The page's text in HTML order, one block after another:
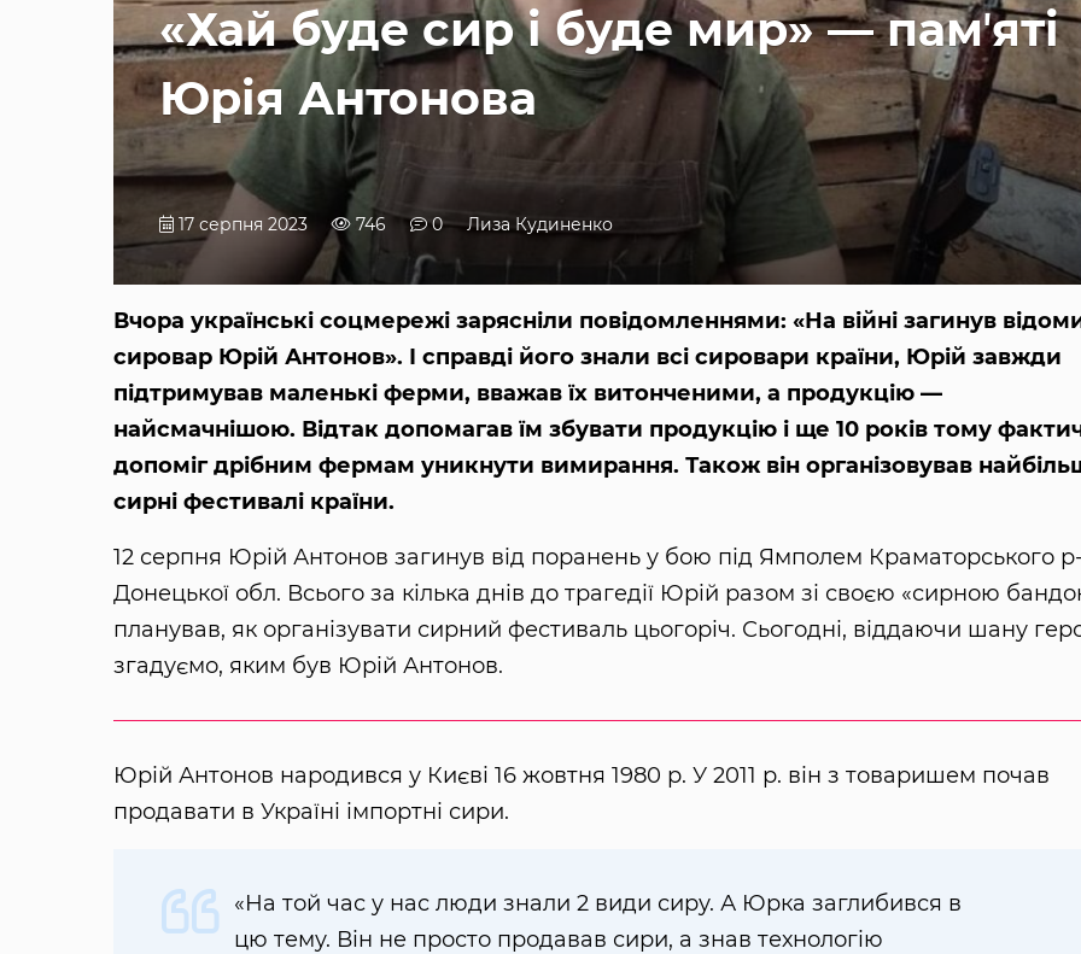
«Хай буде сир і буде мир» — памʼяті
Юрія Антонова
17 серпня 2023 746 0 Лиза Кудиненко
Вчора українські соцмережі зарясніли повідомленнями: «На війні загинув
сировар Юрій Антонов». І справді його знали всі сировари країни, Юрій завжди
підтримував маленькі ферми, вважав їх витонченими, а продукцію —
найсмачнішою. Відтак допомагав їм збувати продукцію і ще 10 років тому
допоміг дрібним фермам уникнути вимирання. Також він організовував
сирні фестивалі країни.
12 серпня Юрій Антонов загинув від поранень у бою під Ямполем Краматорського
Донецької обл. Всього за кілька днів до трагедії Юрій разом зі своєю «сирною
планував, як організувати сирний фестиваль цьогоріч. Сьогодні, віддаючи шану
згадуємо, яким був Юрій Антонов.
Юрій Антонов народився у Києві 16 жовтня 1980 р. У 2011 р. він з товаришем почав
продавати в Україні імпортні сири.
«На той час у нас люди знали 2 види сиру. А Юрка заглибився в
цю тему. Він не просто продавав сири, а знав технологію